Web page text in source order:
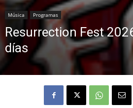
Música Programas
Resurrection Fest
días